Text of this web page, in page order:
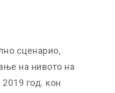
сценарио,
на нивото на
год. кон